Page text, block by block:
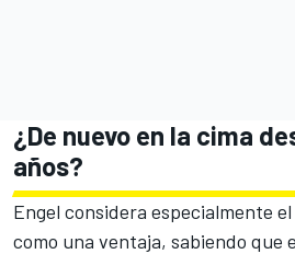
¿De nuevo en la cima
años?
Engel considera especialmente
como una ventaja, sabiendo que